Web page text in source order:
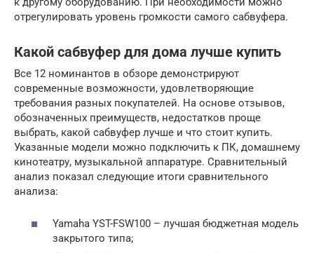
отрегулировать уровень громкости самого сабвуфера.
Какой сабвуфер для дома лучше купить
Все 12 номинантов в обзоре демонстрируют
современные возможности, удовлетворяющие
требования разных покупателей. На основе отзывов,
обозначенных преимуществ, недостатков проще
выбрать, какой сабвуфер лучше и что стоит купить.
Указанные модели можно подключить к ПК, домашнему
кинотеатру, музыкальной аппаратуре. Сравнительный
анализ показал следующие итоги сравнительного
анализа:
Yamaha YST-FSW100 – лучшая бюджетная модель
закрытого типа;